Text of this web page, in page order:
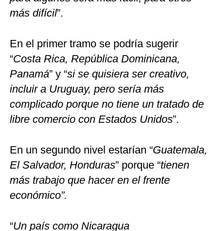
más difícil”.
En el primer tramo se podría sugerir
“Costa Rica, República Dominicana,
Panamá” y “si se quisiera ser creativo,
incluir a Uruguay, pero sería más
complicado porque no tiene un tratado de
libre comercio con Estados Unidos”.
En un segundo nivel estarían “Guatemala,
El Salvador, Honduras” porque “tienen
más trabajo que hacer en el frente
económico”.
“Un país como Nicaragua